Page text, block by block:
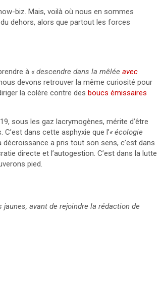
biz. Mais, voilà où nous en sommes
dehors, alors que partout les forces
à «descendre dans la mêlée avec
devons retrouver la même curiosité pour
la colère contre des boucs émissaires
sous les gaz lacrymogènes, mérite d’être
dans cette asphyxie que l’«écologie
a pris tout son sens, c’est dans
directe et l’autogestion. C’est dans la lutte
pied.
avant de rejoindre la rédaction de